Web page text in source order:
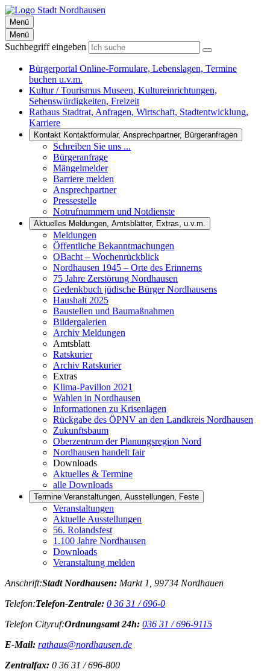
Menü
Menü
Suchbegriff eingeben
Bürgerportal Online-Formulare, Lebenslagen, Termine
buchen u.v.m.
Kultur / Tourismus Museen, Kultureinrichtungen,
Sehenswürdigkeiten, Freizeit
Rathaus Stadtrat, Anfragen, Wirtschaft, Stadtentwicklung,
Karriere
Kontakt Kontaktformular, Ansprechpartner, Bürgeranfragen
Schreiben Sie uns ...
Bürgeranfrage
Mängelmelder
Barriere melden
Ansprechpartner
Pressestelle
Notrufnummern und Notdienste
Aktuelles Meldungen, Amtsblätter, Extras, u.v.m.
Meldungen
Öffentliche Bekanntmachungen
OBacht – Wochenrückblick
Nordhausen 1945 – Orte des Erinnerns
75 Jahre Zerstörung Nordhausen
Gedenkbuch jüdische Bürger Nordhausens
Haushalt 2025
Baustellen und Baumaßnahmen
Bildergalerien
Archiv Meldungen
Amtsblatt
Ratskurier
Archiv Ratskurier
Extras
Klima-Pavillon 2021
Wahlen in Nordhausen
Informationen zu Krisenlagen
Rückgabe des ÖPNV an den Landkreis Nordhausen
Zukunftsbaum
Oberzentrum der Planungsregion Nord
Nordhausen handelt fair
Downloads
Aktuelles & Termine
alle Downloads
Termine Veranstaltungen, Ausstellungen, Feste
Veranstaltungen
Aktuelle Ausstellungen
56. Rolandsfest
1.100 Jahre Nordhausen
Downloads
Veranstaltung melden
Anschrift:Stadt Nordhausen: Markt 1, 99734 Nordhauen
Telefon:Telefon-Zentrale: 0 36 31 / 696-0
Telefon Cityruf:Ordnungsamt 24h: 036 31 / 696-9115
E-Mail: rathaus@nordhausen.de
Zentralfax: 0 36 31 / 696-800